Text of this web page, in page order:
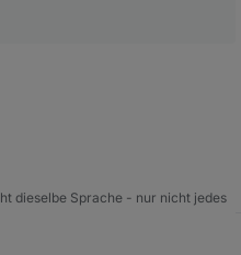
dieselbe Sprache - nur nicht jedes